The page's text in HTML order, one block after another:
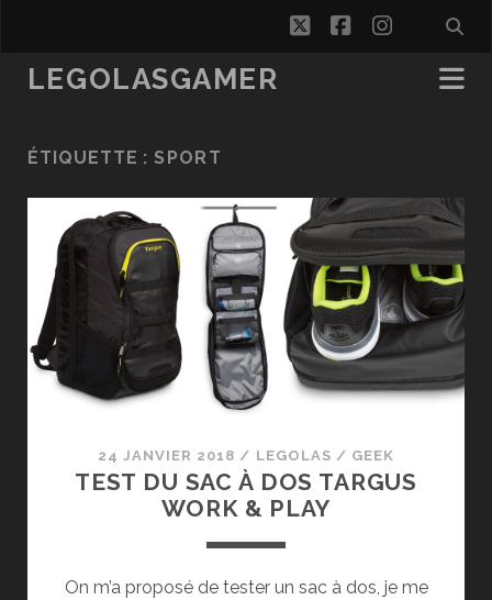
twitterfacebook
LEGOLASGAMER
ÉTIQUETTE :SPORT
24 JANVIER 2018 / LEGOLAS / GEEK
TEST DU SAC À DOS TARGUS
WORK & PLAY
​On m’a proposé de tester un sac à dos, je me